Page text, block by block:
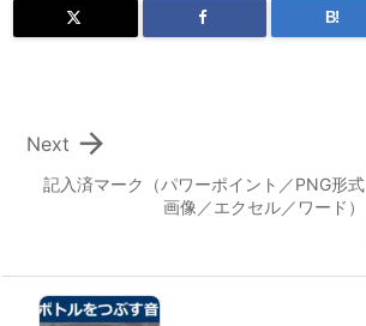
B!
記入済マーク（パワーポイント／PNG形式
画像／エクセル／ワード）

Next